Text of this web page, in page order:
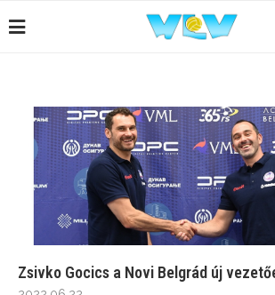
Zsivko Gocics a Novi Belgrád új